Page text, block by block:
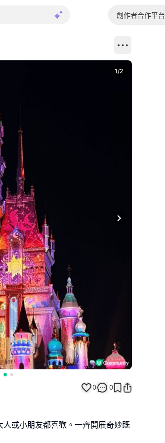
創作者合作平台
Next slide
1/2
0 0
或小朋友都喜歡。一齊開展奇妙既